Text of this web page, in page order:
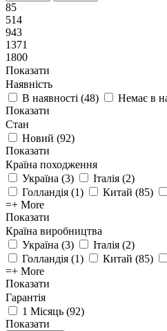
85
514
943
1371
1800
Показати
Наявність
В наявності (48) Немає в
Показати
Стан
Новий (92)
Показати
Країна походження
Україна (3) Італія (2)
Голландія (1) Китай (85)
=+ More
Показати
Країна виробництва
Україна (3) Італія (2)
Голландія (1) Китай (85)
=+ More
Показати
Гарантія
1 Місяць (92)
Показати